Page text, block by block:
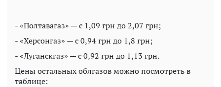
- «Полтавагаз» — с 1,09 грн до 2,07 грн;
- «Херсонгаз» — с 0,94 грн до 1,8 грн;
- «Луганскгаз» — с 0,92 грн до 1,13 грн.
Цены остальных облгазов можно посмотреть в
таблице: